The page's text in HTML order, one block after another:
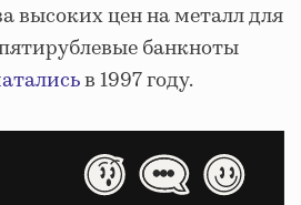
высоких цен на металл для
банкноты
в 1997 году.